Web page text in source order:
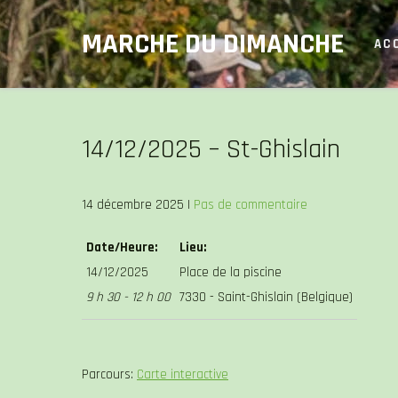
Skip
to
content
MARCHE DU DIMANCHE
14/12/2025 – St-Ghislain
14 décembre 2025 | Pas de commentaire
Date/Heure:
14/12/2025
9 h 30 - 12 h 00
Lieu:
Place de la piscine
7330 - Saint-Ghislain (Belgique)
Parcours: Carte interactive